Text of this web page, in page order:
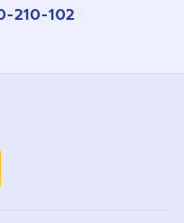
210-102